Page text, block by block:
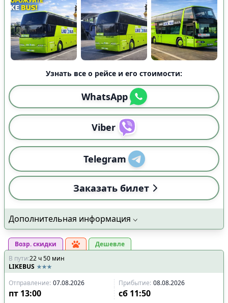
Узнать все о рейсе и его стоимости:
WhatsApp
Viber
Telegram
Заказать билет
Дополнительная информация
Возр. скидки
Дешевле
В пути:22ч50 мин
LIKEBUS
Отправление: 07.08.2026 Прибытие: 08.08.2026
пт 13:00 сб 11:50